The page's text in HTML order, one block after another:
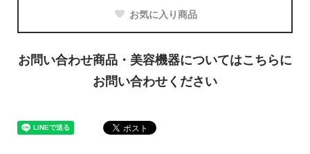
お気に入り商品
お問い合わせ商品・美容機器についてはこちらに
お問い合わせください